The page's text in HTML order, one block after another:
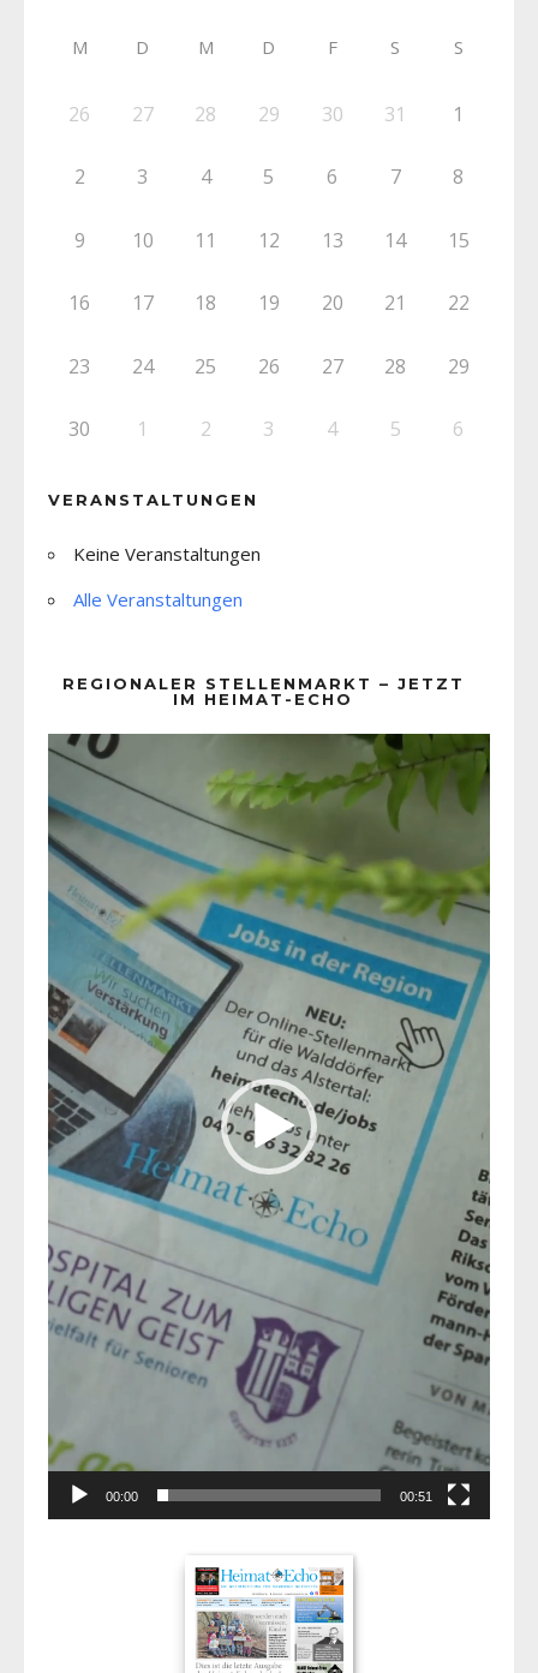
M D M D F S S
26 27 28 29 30 31 1
2 3 4 5 6 7 8
9 10 11 12 13 14 15
16 17 18 19 20 21 22
23 24 25 26 27 28 29
30 1 2 3 4 5 6
VERANSTALTUNGEN
Keine Veranstaltungen
Alle Veranstaltungen
REGIONALER STELLENMARKT – JETZT
IM HEIMAT-ECHO
Player
00:00 00:51